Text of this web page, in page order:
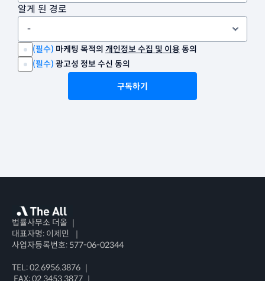
알게 된 경로
(필수) 마케팅 목적의 개인정보 수집 및 이용 동의
(필수) 광고성 정보 수신 동의
구독하기
법률사무소 더올 ｜
대표자명: 이제민  ｜
사업자등록번호: 577-06-02344
TEL: 02.6956.3876 ｜
FAX: 02.3453.3877 ｜